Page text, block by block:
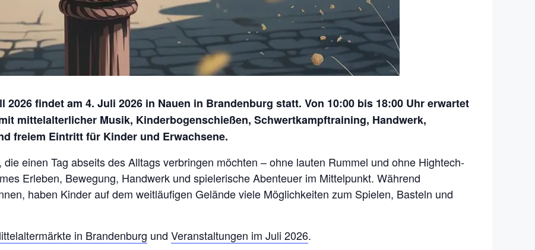
findet am 4. Juli 2026 in Nauen in Brandenburg statt. Von 10:00 bis 18:00 Uhr erwartet
mittelalterlicher Musik, Kinderbogenschießen, Schwertkampftraining, Handwerk,
freiem Eintritt für Kinder und Erwachsene.
einen Tag abseits des Alltags verbringen möchten – ohne lauten Rummel und ohne Hightech-
Erleben, Bewegung, Handwerk und spielerische Abenteuer im Mittelpunkt. Während
haben Kinder auf dem weitläufigen Gelände viele Möglichkeiten zum Spielen, Basteln und
in Brandenburg und Veranstaltungen im Juli 2026.